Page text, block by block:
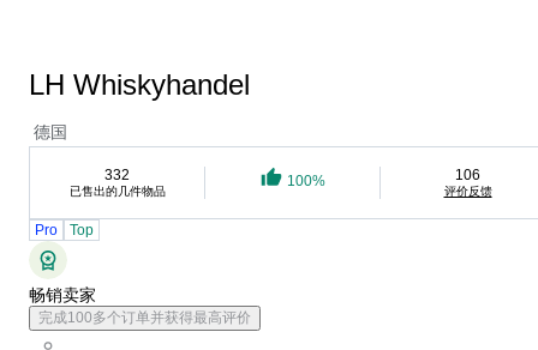
LH Whiskyhandel
德国
332
已售出的几件物品
100% 106
评价反馈
Pro Top
畅销卖家
完成100多个订单并获得最高评价